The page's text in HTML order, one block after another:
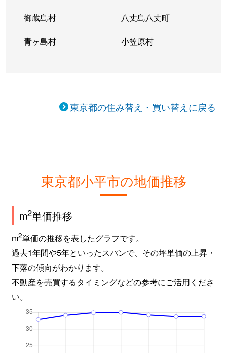
御蔵島村 八丈島八丈町
青ヶ島村 小笠原村
東京都の住み替え・買い替えに戻る
東京都小平市の地価推移
m2単価推移
m2単価の推移を表したグラフです。
過去1年間や5年といったスパンで、その坪単価の上昇・
下落の傾向がわかります。
不動産を売買するタイミングなどの参考にご活用くださ
い。